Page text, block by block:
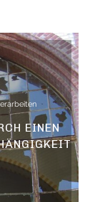
EINEN